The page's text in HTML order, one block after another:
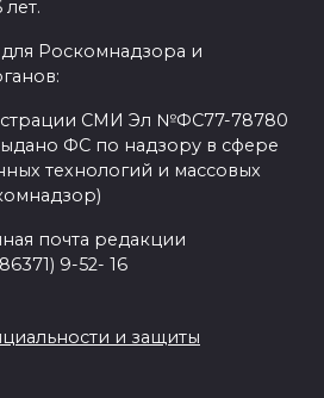
Роскомнадзора и
СМИ Эл №ФС77-78780
ФС по надзору в сфере
технологий и массовых
почта редакции
9-52- 16
и защиты